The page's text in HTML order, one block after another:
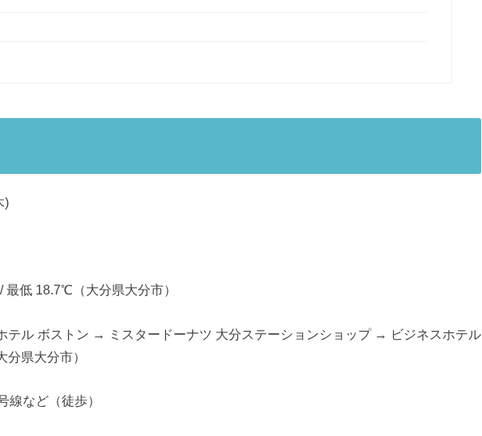
)
低 18.7℃（大分県大分市）
テル ボストン → ミスタードーナツ 大分ステーションショップ → ビジネスホテル
分県大分市）
線など（徒歩）